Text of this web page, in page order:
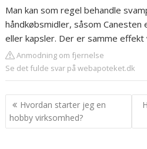
Man kan som regel behandle
håndkøbsmidler, såsom Canesten
eller kapsler. Der er samme
Anmodning om fjernelse
Se det fulde svar på webapoteket.dk
Indlægsnavigation
Hvordan starter jeg en
hobby virksomhed?